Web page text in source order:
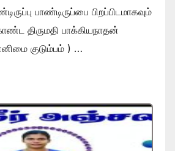
பாண்டிருப்பை பிறப்பிடமாகவும்
திருமதி பாக்கியநாதன்
குடும்பம் ) …